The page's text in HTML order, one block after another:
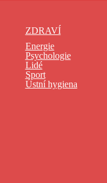
ZDRAVÍ
Energie
Psychologie
Lidé
Sport
Ústní hygiena